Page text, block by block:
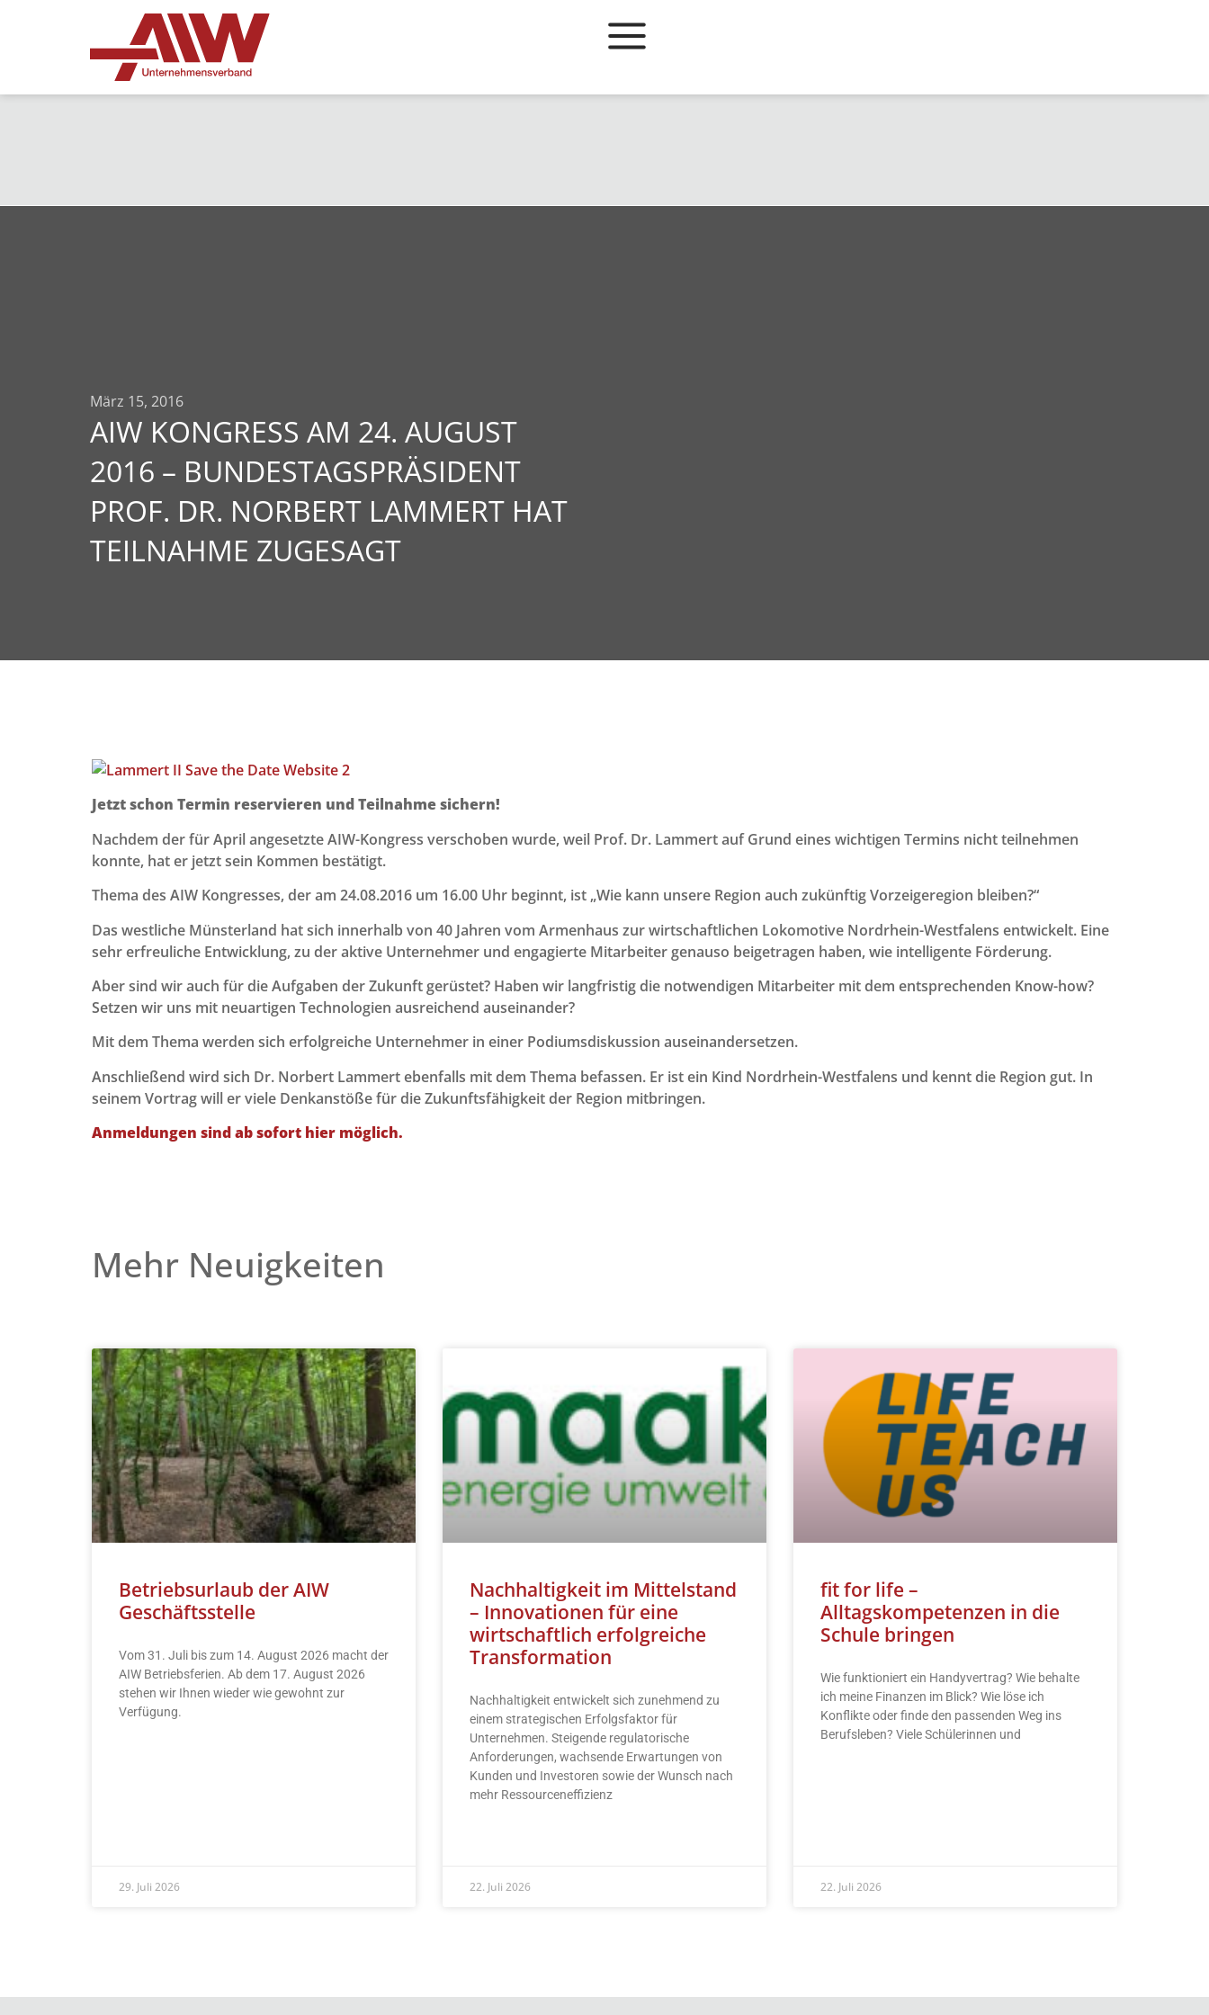
März 15, 2016
AIW KONGRESS AM 24. AUGUST
2016 – BUNDESTAGSPRÄSIDENT
PROF. DR. NORBERT LAMMERT HAT
TEILNAHME ZUGESAGT
Jetzt schon Termin reservieren und Teilnahme sichern!
Nachdem der für April angesetzte AIW-Kongress verschoben wurde, weil Prof. Dr. Lammert auf Grund eines wichtigen Termins nicht teilnehmen
konnte, hat er jetzt sein Kommen bestätigt.
Thema des AIW Kongresses, der am 24.08.2016 um 16.00 Uhr beginnt, ist „Wie kann unsere Region auch zukünftig Vorzeigeregion bleiben?“
Das westliche Münsterland hat sich innerhalb von 40 Jahren vom Armenhaus zur wirtschaftlichen Lokomotive Nordrhein-Westfalens entwickelt. Eine
sehr erfreuliche Entwicklung, zu der aktive Unternehmer und engagierte Mitarbeiter genauso beigetragen haben, wie intelligente Förderung.
Aber sind wir auch für die Aufgaben der Zukunft gerüstet? Haben wir langfristig die notwendigen Mitarbeiter mit dem entsprechenden Know-how?
Setzen wir uns mit neuartigen Technologien ausreichend auseinander?
Mit dem Thema werden sich erfolgreiche Unternehmer in einer Podiumsdiskussion auseinandersetzen.
Anschließend wird sich Dr. Norbert Lammert ebenfalls mit dem Thema befassen. Er ist ein Kind Nordrhein-Westfalens und kennt die Region gut. In
seinem Vortrag will er viele Denkanstöße für die Zukunftsfähigkeit der Region mitbringen.
Anmeldungen sind ab sofort hier möglich.
Mehr Neuigkeiten
Betriebsurlaub der AIW
Geschäftsstelle
Vom 31. Juli bis zum 14. August 2026 macht der
AIW Betriebsferien. Ab dem 17. August 2026
stehen wir Ihnen wieder wie gewohnt zur
Verfügung.
29. Juli 2026
Nachhaltigkeit im Mittelstand
– Innovationen für eine
wirtschaftlich erfolgreiche
Transformation
Nachhaltigkeit entwickelt sich zunehmend zu
einem strategischen Erfolgsfaktor für
Unternehmen. Steigende regulatorische
Anforderungen, wachsende Erwartungen von
Kunden und Investoren sowie der Wunsch nach
mehr Ressourceneffizienz
22. Juli 2026
fit for life –
Alltagskompetenzen in die
Schule bringen
Wie funktioniert ein Handyvertrag? Wie behalte
ich meine Finanzen im Blick? Wie löse ich
Konflikte oder finde den passenden Weg ins
Berufsleben? Viele Schülerinnen und
22. Juli 2026